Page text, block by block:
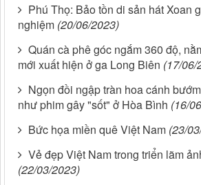
Phú Thọ: Bảo tồn di sản hát Xoan
nghiệm (20/06/2023)
Quán cà phê góc ngắm 360 độ,
mới xuất hiện ở ga Long Biên (17/06/
Ngọn đồi ngập tràn hoa cánh
như phim gây "sốt" ở Hòa Bình (16/
Bức họa miền quê Việt Nam (23/
Vẻ đẹp Việt Nam trong triển lãm
(22/03/2023)